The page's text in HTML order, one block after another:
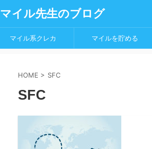
マイル先生のブログ
マイル系クレカ マイルを貯める
HOME > SFC
SFC